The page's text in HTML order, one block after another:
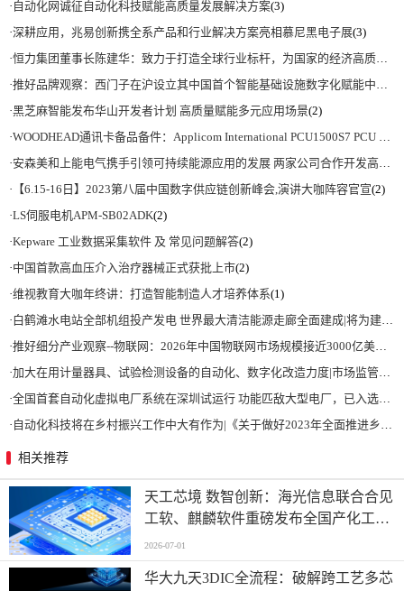
· 自动化网诚征自动化科技赋能高质量发展解决方案(3)
·深耕应用，兆易创新携全系产品和行业解决方案亮相慕尼黑电子展(3)
·恒力集团董事长陈建华：致力于打造全球行业标杆，为国家的经济高质量发展贡献更大力量|上海电气集团党委书记、董事长吴磊来访
·推好品牌观察：西门子在沪设立其中国首个智能基础设施数字化赋能中心
·黑芝麻智能发布华山开发者计划 高质量赋能多元应用场景(2)
·WOODHEAD通讯卡备品备件：Applicom International PCU1500S7 PCU 1500 S7 V4.5.0
·安森美和上能电气携手引领可持续能源应用的发展 两家公司合作开发高性能储能和太阳能组串式逆变器方案 以实现可持续的未来
· 【6.15-16日】2023第八届中国数字供应链创新峰会,演讲大咖阵容官宣(2)
·LS伺服电机APM-SB02ADK(2)
·Kepware 工业数据采集软件 及 常见问题解答(2)
·中国首款高血压介入治疗器械正式获批上市(2)
·维视教育大咖年终讲：打造智能制造人才培养体系(1)
·白鹤滩水电站全部机组投产发电 世界最大清洁能源走廊全面建成|将为建设新型能源体系、保障国家能源安全、实现“双碳”目标提供有力支撑
·推好细分产业观察--物联网：2026年中国物联网市场规模接近3000亿美元 智慧工厂、智慧城市、智慧电网等将占60%以上
·加大在用计量器具、试验检测设备的自动化、数字化改造力度|市场监管总局 工业和信息化部 关于促进企业计量能力提升的指导意见
·全国首套自动化虚拟电厂系统在深圳试运行 功能匹敌大型电厂，已入选国际典型案例
· 自动化科技将在乡村振兴工作中大有作为|《关于做好2023年全面推进乡村振兴重点工作的意见》发布
相关推荐
天工芯境 数智创新：海光信息联合合见
工软、麒麟软件重磅发布全国产化工业
设计一体机方案
2026-07-01
华大九天3DIC全流程：破解跨工艺多芯